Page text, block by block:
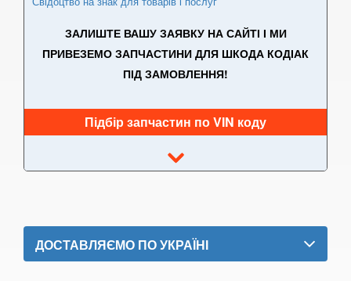
TESLA
TOYOTA
VOLVO keyboard_arrow_down
ЗАЛИШТЕ ВАШУ ЗАЯВКУ НА САЙТІ І МИ
ПРИВЕЗЕМО ЗАПЧАСТИНИ ДЛЯ ШКОДА КОДІАК
ПІД ЗАМОВЛЕННЯ!
Підбір запчастин по VIN коду
ДОСТАВЛЯЄМО ПО УКРАЇНІ